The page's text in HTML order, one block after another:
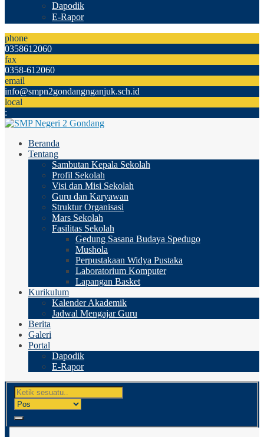
Dapodik
E-Rapor
phone
0358612060
fax
0358-612060
email
info@smpn2gondangnganjuk.sch.id
local
:
Beranda
Tentang
Sambutan Kepala Sekolah
Profil Sekolah
Visi dan Misi Sekolah
Guru dan Karyawan
Struktur Organisasi
Mars Sekolah
Fasilitas Sekolah
Gedung Sasana Budaya Spedugo
Mushola
Perpustakaan Widya Pustaka
Laboratorium Komputer
Lapangan Basket
Kurikulum
Kalender Akademik
Jadwal Mengajar Guru
Berita
Galeri
Portal
Dapodik
E-Rapor